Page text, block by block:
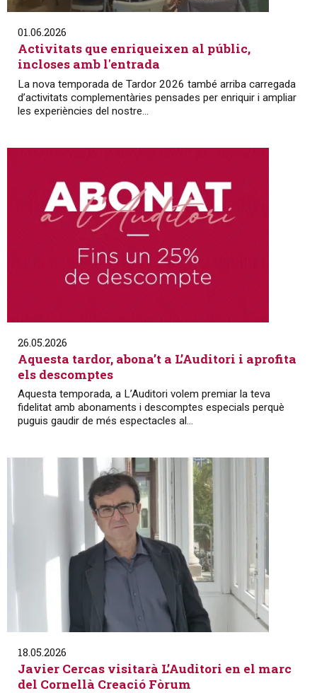
01.06.2026
Activitats que enriqueixen al públic,
incloses amb l'entrada
La nova temporada de Tardor 2026 també arriba carregada
d’activitats complementàries pensades per enriquir i ampliar
les experiències del nostre...
26.05.2026
Aquesta tardor, abona’t a L’Auditori i aprofita
els descomptes
Aquesta temporada, a L’Auditori volem premiar la teva
fidelitat amb abonaments i descomptes especials perquè
puguis gaudir de més espectacles al...
18.05.2026
Javier Cercas visitarà L’Auditori en el marc
del Cornellà Creació Fòrum